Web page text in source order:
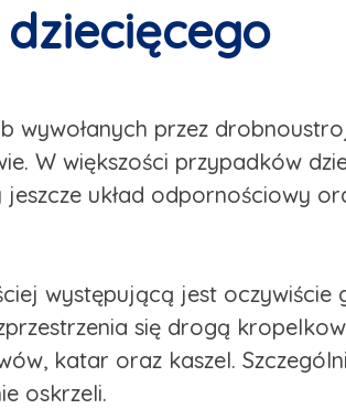
przez
W większości przypadków
układ odpornościowy
występującą jest oczywiście
się drogą
katar oraz kaszel.
oskrzeli.